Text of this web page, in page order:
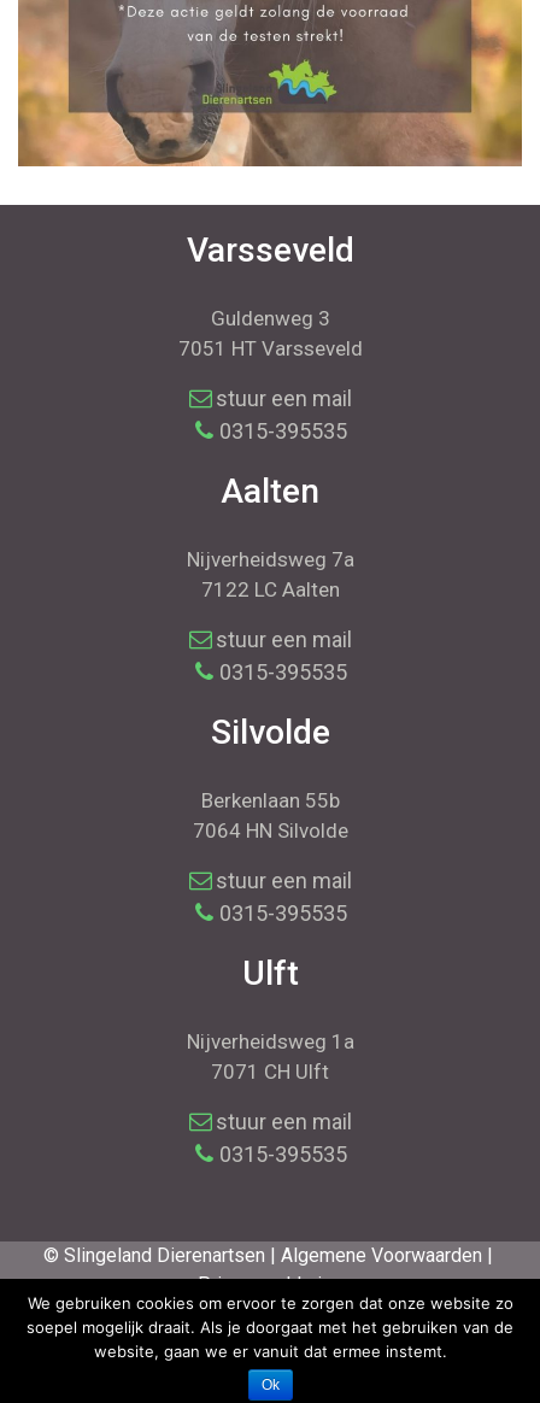
Varsseveld
Guldenweg 3
7051 HT Varsseveld
stuur een mail
0315-395535
Aalten
Nijverheidsweg 7a
7122 LC Aalten
stuur een mail
0315-395535
Silvolde
Berkenlaan 55b
7064 HN Silvolde
stuur een mail
0315-395535
Ulft
Nijverheidsweg 1a
7071 CH Ulft
stuur een mail
0315-395535
© Slingeland Dierenartsen | Algemene Voorwaarden |
Privacyverklaring
Volg ons op:
We gebruiken cookies om ervoor te zorgen dat onze website zo
soepel mogelijk draait. Als je doorgaat met het gebruiken van de
website, gaan we er vanuit dat ermee instemt.
Ok